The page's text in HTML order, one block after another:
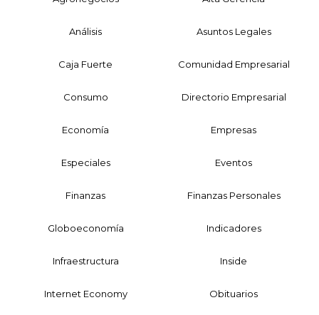
Análisis Asuntos Legales
Caja Fuerte Comunidad Empresarial
Consumo Directorio Empresarial
Economía Empresas
Especiales Eventos
Finanzas Finanzas Personales
Globoeconomía Indicadores
Infraestructura Inside
Internet Economy Obituarios